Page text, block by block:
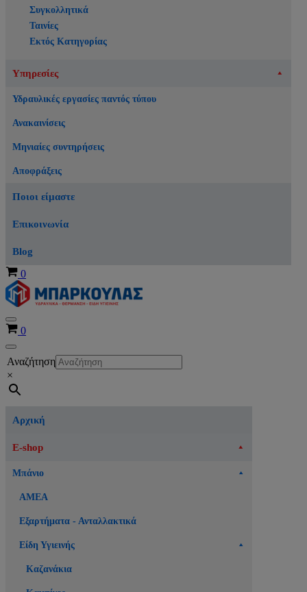
Συγκολλητικά
Ταινίες
Εκτός Κατηγορίας
Υπηρεσίες
Υδραυλικές εργασίες παντός τύπου
Ανακαινίσεις
Μηνιαίες συντηρήσεις
Αποφράξεις
Ποιοι είμαστε
Επικοινωνία
Blog
Καλάθι
0
Μενού
πλοήγησης
Καλάθι
0
Μενού
πλοήγησης
Αναζήτηση
×
Αρχική
E-shop
Μπάνιο
ΑΜΕΑ
Εξαρτήματα - Ανταλλακτικά
Είδη Υγιεινής
Καζανάκια